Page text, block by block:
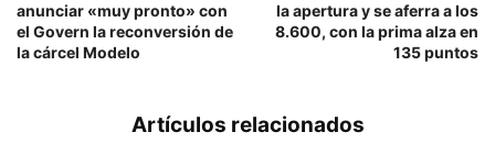
anunciar «muy pronto» con
el Govern la reconversión de
la cárcel Modelo
la apertura y se aferra a los
8.600, con la prima alza en
135 puntos
Artículos relacionados